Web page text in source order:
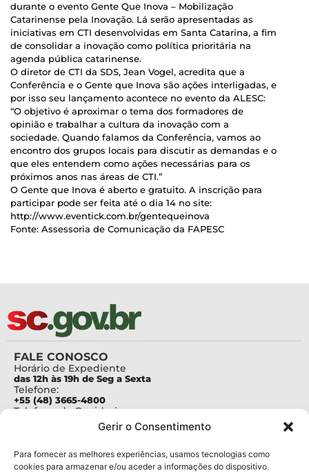
Gerir o Consentimento
Para fornecer as melhores experiências, usamos tecnologias como
cookies para armazenar e/ou aceder a informações do dispositivo.
durante o evento Gente Que Inova – Mobilização
Catarinense pela Inovação. Lá serão apresentadas as
iniciativas em CTI desenvolvidas em Santa Catarina, a fim
de consolidar a inovação como política prioritária na
agenda pública catarinense.
O diretor de CTI da SDS, Jean Vogel, acredita que a
Conferência e o Gente que Inova são ações interligadas, e
por isso seu lançamento acontece no evento da ALESC:
“O objetivo é aproximar o tema dos formadores de
opinião e trabalhar a cultura da inovação com a
sociedade. Quando falamos da Conferência, vamos ao
encontro dos grupos locais para discutir as demandas e o
que eles entendem como ações necessárias para os
próximos anos nas áreas de CTI.”
O Gente que Inova é aberto e gratuito. A inscrição para
participar pode ser feita até o dia 14 no site:
http://www.eventick.com.br/gentequeinova
Fonte: Assessoria de Comunicação da FAPESC
FALE CONOSCO
Horário de Expediente
das 12h às 19h de Seg a Sexta
Telefone:
+55 (48) 3665-4800
Telefone da Ouvidoria
Para assuntos relacionados à Pesquisa
pesquisa@fapesc.sc.gov.br